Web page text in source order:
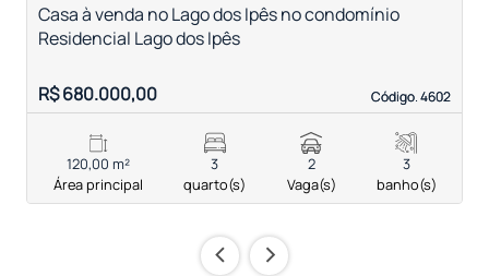
Código. 4602
Código. 4602
Casa à venda no Lago dos Ipês no condomínio
Residencial Lago dos Ipês
R$ 680.000,00
120,00 m²
Área principal
3
quarto(s)
2
Vaga(s)
3
banho(s)
‹ ›